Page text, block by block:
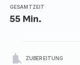
GESAMTZEIT
55 Min.
ZUBEREITUNG